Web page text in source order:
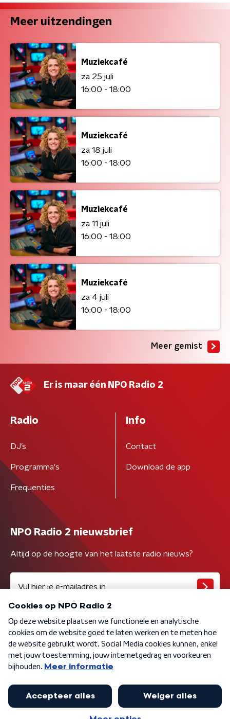
Meer uitzendingen
Muziekcafé
za 25 juli
16:00 - 18:00
Muziekcafé
za 18 juli
16:00 - 18:00
Muziekcafé
za 11 juli
16:00 - 18:00
Muziekcafé
za 4 juli
16:00 - 18:00
Meer gemist
Er is maar één NPO Radio 2
Radio
DJ’s
Programma's
Frequenties
Info
Contact
Download de app
NPO Radio 2 nieuwsbrief
Altijd op de hoogte van het laatste radio nieuws?
Algemene voorwaarden